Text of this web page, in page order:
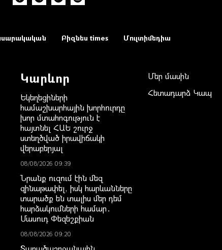
Բիզնես times Մուլտիմեդիա
Կարևոր
Եկեղեցիների
համաշխարհային խորհուրդը
խոր մտահոգություն է
հայտնել ՀԱԵ շուրջ
ստեղծված իրավիճակի
վերաբերյալ
08/08/2026 09:39
Նրանք ուզում էին մեզ
զինաթափել, իսկ հարևանները
տարածք են տալիս մեր դեմ
հարձակումների համար․
Մասուդ Փեզեշքիան
08/08/2026 09:20
Մեր մասին
Հետադարձ Կապ